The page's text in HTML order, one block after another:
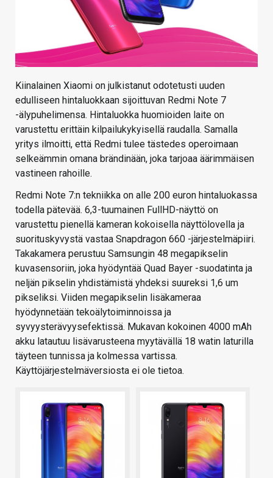
Kiinalainen Xiaomi on julkistanut odotetusti uuden
edulliseen hintaluokkaan sijoittuvan Redmi Note 7
-älypuhelimensa. Hintaluokka huomioiden laite on
varustettu erittäin kilpailukykyisellä raudalla. Samalla
yritys ilmoitti, että Redmi tulee tästedes operoimaan
selkeämmin omana brändinään, joka tarjoaa äärimmäisen
vastineen rahoille.
Redmi Note 7:n tekniikka on alle 200 euron hintaluokassa
todella pätevää. 6,3-tuumainen FullHD-näyttö on
varustettu pienellä kameran kokoisella näyttölovella ja
suorituskyvystä vastaa Snapdragon 660 -järjestelmäpiiri.
Takakamera perustuu Samsungin 48 megapikselin
kuvasensoriin, joka hyödyntää Quad Bayer -suodatinta ja
neljän pikselin yhdistämistä yhdeksi suureksi 1,6 um
pikseliksi. Viiden megapikselin lisäkameraa
hyödynnetään tekoälytoiminnoissa ja
syvyysterävyysefektissä. Mukavan kokoinen 4000 mAh
akku latautuu lisävarusteena myytävällä 18 watin laturilla
täyteen tunnissa ja kolmessa vartissa.
Käyttöjärjestelmäversiosta ei ole tietoa.